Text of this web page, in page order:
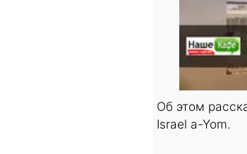
Об этом
Israel a-Yom.